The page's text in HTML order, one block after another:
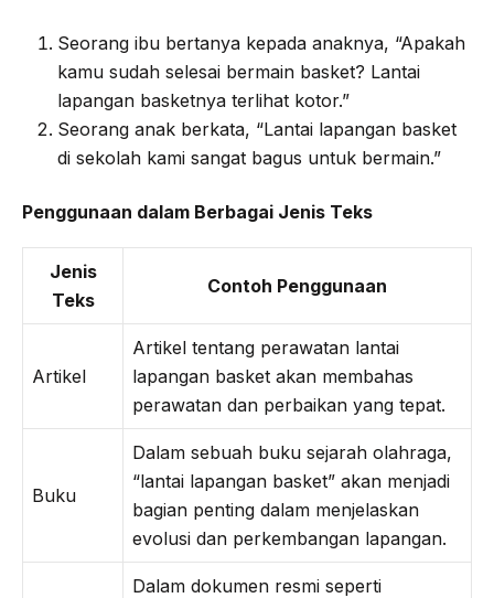
Seorang ibu bertanya kepada anaknya, “Apakah
kamu sudah selesai bermain basket? Lantai
lapangan basketnya terlihat kotor.”
Seorang anak berkata, “Lantai lapangan basket
di sekolah kami sangat bagus untuk bermain.”
Penggunaan dalam Berbagai Jenis Teks
Jenis
Teks
Contoh Penggunaan
Artikel
Artikel tentang perawatan lantai
lapangan basket akan membahas
perawatan dan perbaikan yang tepat.
Buku
Dalam sebuah buku sejarah olahraga,
“lantai lapangan basket” akan menjadi
bagian penting dalam menjelaskan
evolusi dan perkembangan lapangan.
Dalam dokumen resmi seperti